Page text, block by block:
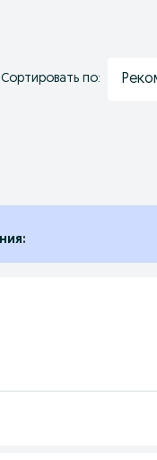
Сортировать по: